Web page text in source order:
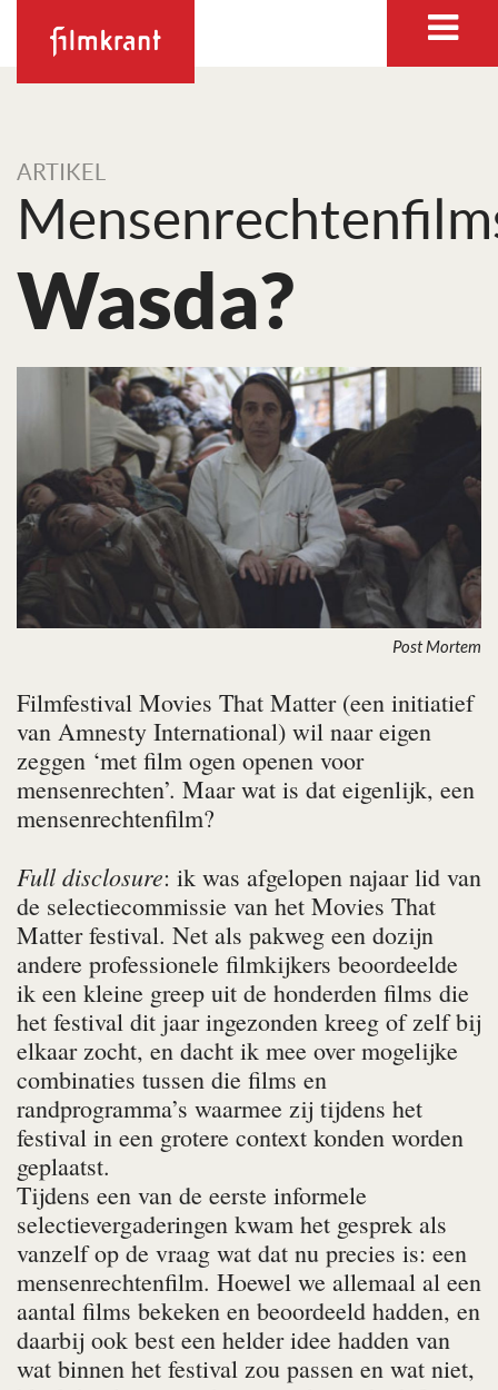
ARTIKEL
Wasda?
Post Mortem
Filmfestival Movies That Matter (een initiatief
van Amnesty International) wil naar eigen
zeggen ‘met film ogen openen voor
mensenrechten’. Maar wat is dat eigenlijk, een
mensenrechtenfilm?
Full disclosure: ik was afgelopen najaar lid van
de selectiecommissie van het Movies That
Matter festival. Net als pakweg een dozijn
andere professionele filmkijkers beoordeelde
ik een kleine greep uit de honderden films die
het festival dit jaar ingezonden kreeg of zelf bij
elkaar zocht, en dacht ik mee over mogelijke
combinaties tussen die films en
randprogramma’s waarmee zij tijdens het
festival in een grotere context konden worden
geplaatst.
Tijdens een van de eerste informele
selectievergaderingen kwam het gesprek als
vanzelf op de vraag wat dat nu precies is: een
mensenrechtenfilm. Hoewel we allemaal al een
aantal films bekeken en beoordeeld hadden, en
daarbij ook best een helder idee hadden van
wat binnen het festival zou passen en wat niet,